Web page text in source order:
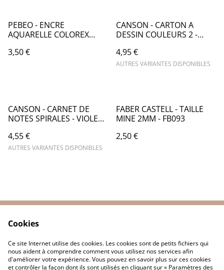
PEBEO - ENCRE
AQUARELLE COLOREX
3,50 €
CANSON - CARTON A
DESSIN COULEURS 2 -
4,95 €
AUTRES VARIANTES DISPONIBLES
CANSON - CARNET DE
NOTES SPIRALES - VIOLET -
CA052
4,55 €
AUTRES VARIANTES DISPONIBLES
FABER CASTELL - TAILLE
MINE 2MM - FB093
2,50 €
Politique de
confidentialité
Politique de cookies
Cookies
Ce site Internet utilise des cookies. Les cookies sont de petits fichiers qui
nous aident à comprendre comment vous utilisez nos services afin
d'améliorer votre expérience. Vous pouvez en savoir plus sur ces cookies
et contrôler la façon dont ils sont utilisés en cliquant sur « Paramètres des